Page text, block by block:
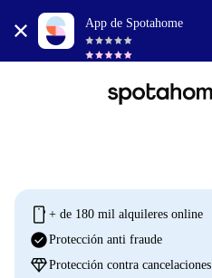
App de Spotahome
mobile + de 180 mil alquileres online
check_circleProtección anti fraude
diamondProtección contra cancelaciones